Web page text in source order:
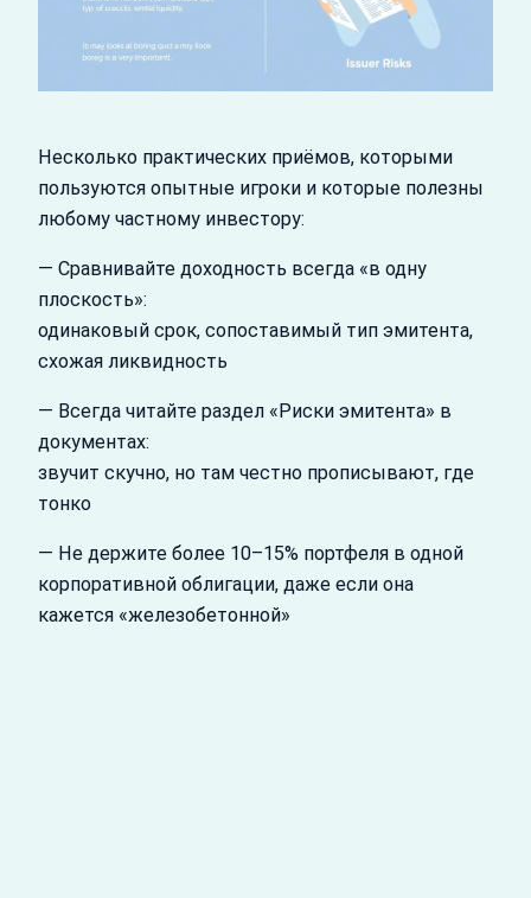
Несколько практических приёмов, которыми
пользуются опытные игроки и которые полезны
любому частному инвестору:
— Сравнивайте доходность всегда «в одну
плоскость»:
одинаковый срок, сопоставимый тип эмитента,
схожая ликвидность
— Всегда читайте раздел «Риски эмитента» в
документах:
звучит скучно, но там честно прописывают, где
тонко
— Не держите более 10–15% портфеля в одной
корпоративной облигации, даже если она
кажется «железобетонной»